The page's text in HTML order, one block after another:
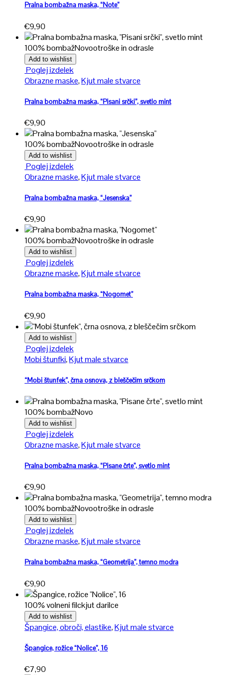
več
lahko
izberete
na
strani
izdelka
Pralna bombažna maska, “Note”
€9,90
100% bombažNovootroške in odrasle
Add to wishlist
Poglej izdelekTa
izdelek
več
lahko
izberete
na
strani
izdelka
Obrazne maske,Kjut male stvarce
Pralna bombažna maska, “Pisani srčki”, svetlo mint
€9,90
100% bombažNovootroške in odrasle
Add to wishlist
Poglej izdelekTa
izdelek
več
lahko
izberete
strani
izdelka
Obrazne maske,Kjut male stvarce
Pralna bombažna maska, “Jesenska”
€9,90
100% bombažNovootroške in odrasle
Add to wishlist
Poglej izdelekTa
izdelek
več
lahko
izberete
na
strani
Obrazne maske,Kjut male stvarce
Pralna bombažna maska, “Nogomet”
€9,90
Add to wishlist
Poglej izdelek
Mobi štunfki,Kjut male stvarce
“Mobi štunfek”, črna osnova, z bleščečim srčkom
100% bombažNovo
Add to wishlist
Poglej izdelekTa
izdelek
več
lahko
izberete
strani
izdelka
Obrazne maske,Kjut male stvarce
Pralna bombažna maska, “Pisane črte”, svetlo mint
€9,90
100% bombažNovootroške in odrasle
Add to wishlist
Poglej izdelekTa
izdelek
več
lahko
izberete
na
strani
Obrazne maske,Kjut male stvarce
Pralna bombažna maska, “Geometrija”, temno modra
€9,90
100% volneni filckjut darilce
Add to wishlist
Špangice, obroči, elastike,Kjut male stvarce
Špangice, rožice “Nolice”, 16
€7,90